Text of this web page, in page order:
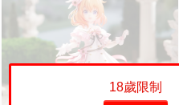
18歲限制